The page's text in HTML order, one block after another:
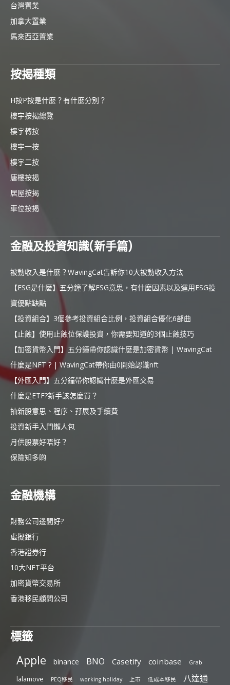
台灣置業
加拿大置業
馬來西亞置業
按揭種類
H按P按是什麼？有什麼分別？
樓宇按揭總覽
樓宇轉按
樓宇一按
樓宇二按
唐樓按揭
居屋按揭
車位按揭
金融及投資知識(新手篇)
被動收入是什麼？WavingCat告訴你10大被動收入方法
【ESG是什麼】五分鐘了解ESG意思，有什麼因素以及運用ESG投
資優點缺點
【投資組合】3個參考投資組合比例，投資組合優化6部曲
【止蝕】使用止蝕位保護投資，你需要知道的3個止蝕技巧
【加密貨幣入門】五分鐘帶你認識什麼是加密貨幣 | WavingCat
什麼是NFT ? | WavingCat帶你由0開始認識nft
【外匯入門】五分鐘帶你認識什麼是外匯交易
什麼是ETF?新手該怎麼買？
抽新股意思、程序、孖展及手續費
投資新手入門懶人包
月供股票好唔好？
保險知多啲
金融機構
財務公司邊間好?
虛擬銀行
香港證券行
10大NFT平台
加密貨幣交易所
香港移民顧問公司
標籤
Apple binance BNO Casetify coinbase Grab
lalamove PEQ移民 working holiday 上市 低成本移民 八達通